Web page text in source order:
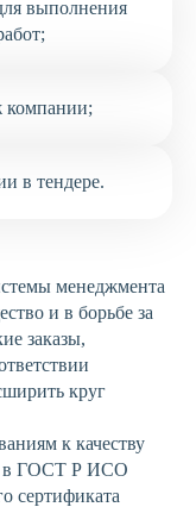
выполнения
компании;
в тендере.
менеджмента
и в борьбе за
заказы,
круг
к качеству
в ГОСТ Р ИСО
сертификата